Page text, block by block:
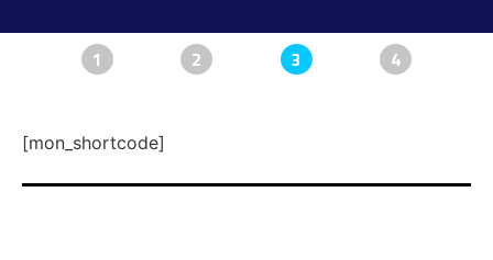
1 2 3 4
[mon_shortcode]